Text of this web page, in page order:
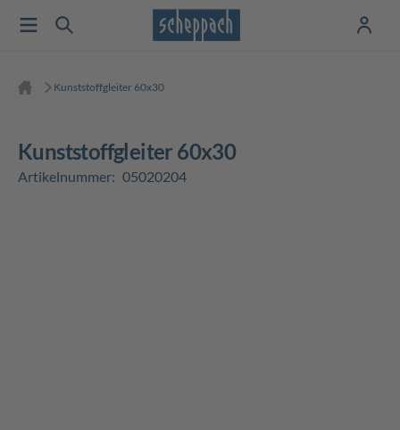
Kunststoffgleiter 60x30
Kunststoffgleiter 60x30
Artikelnummer: 05020204